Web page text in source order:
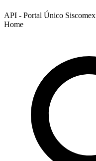
API - Portal Único Siscomex
Home